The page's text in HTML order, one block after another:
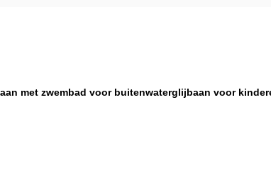
met zwembad voor buitenwaterglijbaan voor